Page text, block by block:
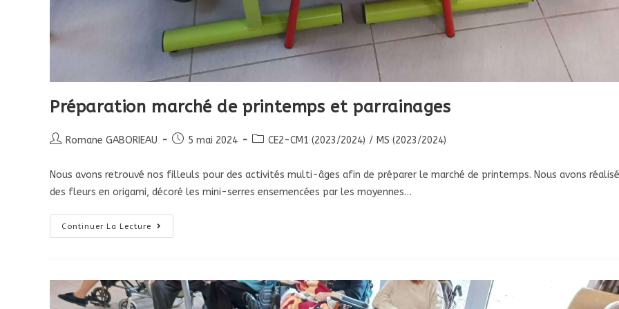
Préparation marché de printemps et parrainages
Romane GABORIEAU 5 mai 2024 CE2-CM1 (2023/2024) / MS (2023/2024)
Nous avons retrouvé nos filleuls pour des activités multi-âges afin de préparer le marché de printemps. Nous avons réalisé
des fleurs en origami, décoré les mini-serres ensemencées par les moyennes…
Continuer La Lecture